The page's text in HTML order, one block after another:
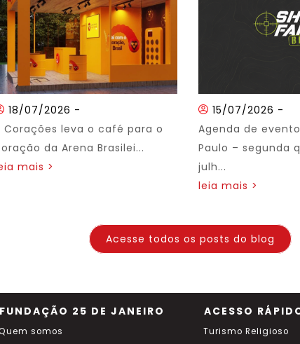
18/07/2026 -
Corações leva o café para o
da Arena Brasilei...
mais >
15/07/2026 -
Agenda de
Paulo – segunda
julh...
leia mais >
Acesse todos os posts do blog
FUNDAÇÃO 25 DE JANEIRO
somos
ACESSO
Turismo Religioso